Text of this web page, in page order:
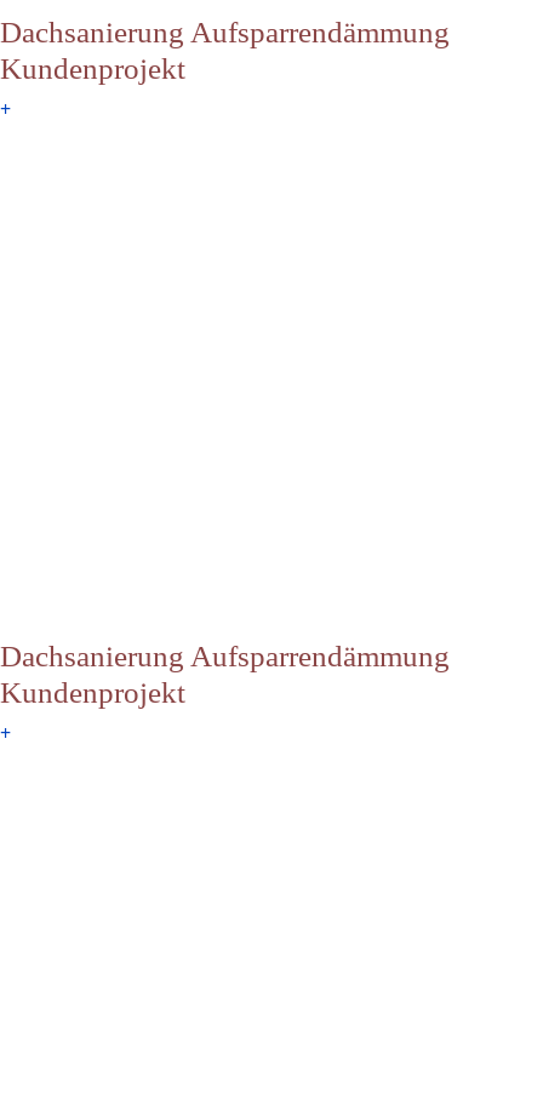
Dachsanierung Aufsparrendämmung
Kundenprojekt
+
Dachsanierung Aufsparrendämmung
Kundenprojekt
+